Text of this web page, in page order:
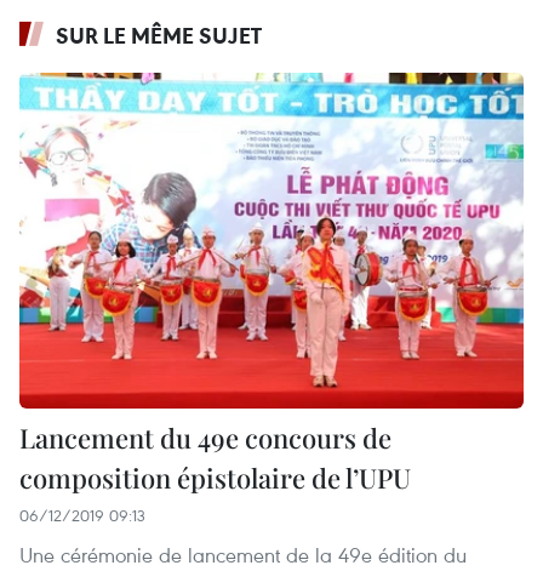
SUR LE MÊME SUJET
Lancement du 49e concours de
composition épistolaire de l’UPU
06/12/2019 09:13
Une cérémonie de lancement de la 49e édition du